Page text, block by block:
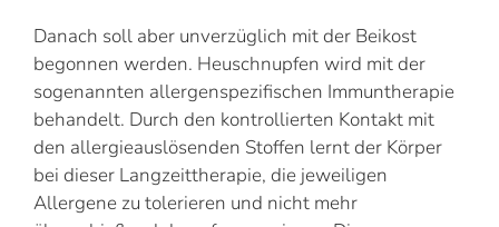
Danach soll aber unverzüglich mit der Beikost
begonnen werden. Heuschnupfen wird mit der
sogenannten allergenspezifischen Immuntherapie
behandelt. Durch den kontrollierten Kontakt mit
den allergieauslösenden Stoffen lernt der Körper
bei dieser Langzeittherapie, die jeweiligen
Allergene zu tolerieren und nicht mehr